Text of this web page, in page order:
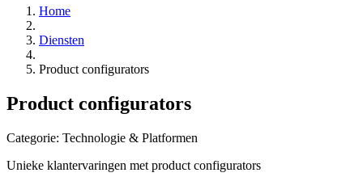
Home
Diensten
Product configurators​
Product configurators​
Categorie: Technologie & Platformen
Unieke klantervaringen met product configurators